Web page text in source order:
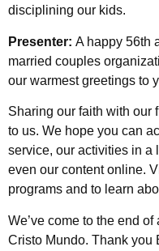
disciplining our kids.
Presenter: A happy 56th
married couples
our warmest greetings to
Sharing our faith with our
to us. We hope you can
service, our activities in a
even our content online.
programs and to learn
We’ve come to the end
Cristo Mundo. Thank you